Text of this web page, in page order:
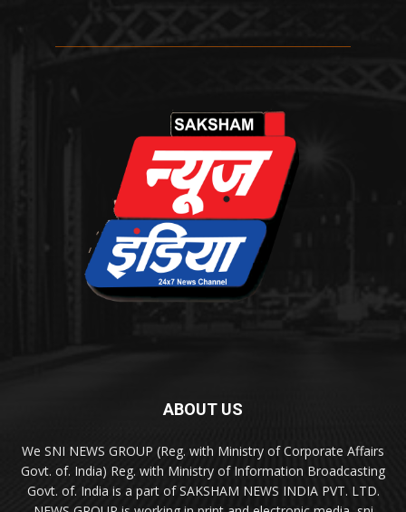
ABOUT US
We SNI NEWS GROUP (Reg. with Ministry of Corporate Affairs
Govt. of. India) Reg. with Ministry of Information Broadcasting
Govt. of. India is a part of SAKSHAM NEWS INDIA PVT. LTD.